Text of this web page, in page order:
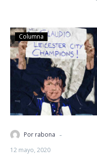
Columna
Por rabona -
12 mayo, 2020